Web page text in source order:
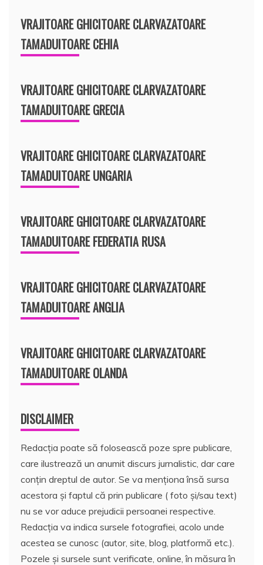
VRAJITOARE GHICITOARE CLARVAZATOARE
TAMADUITOARE CEHIA
VRAJITOARE GHICITOARE CLARVAZATOARE
TAMADUITOARE GRECIA
VRAJITOARE GHICITOARE CLARVAZATOARE
TAMADUITOARE UNGARIA
VRAJITOARE GHICITOARE CLARVAZATOARE
TAMADUITOARE FEDERATIA RUSA
VRAJITOARE GHICITOARE CLARVAZATOARE
TAMADUITOARE ANGLIA
VRAJITOARE GHICITOARE CLARVAZATOARE
TAMADUITOARE OLANDA
DISCLAIMER
Redacția poate să folosească poze spre publicare,
care ilustrează un anumit discurs jurnalistic, dar care
conțin dreptul de autor. Se va menționa însă sursa
acestora și faptul că prin publicare ( foto și/sau text)
nu se vor aduce prejudicii persoanei respective.
Redacția va indica sursele fotografiei, acolo unde
acestea se cunosc (autor, site, blog, platformă etc.).
Pozele și sursele sunt verificate, online, în măsura în